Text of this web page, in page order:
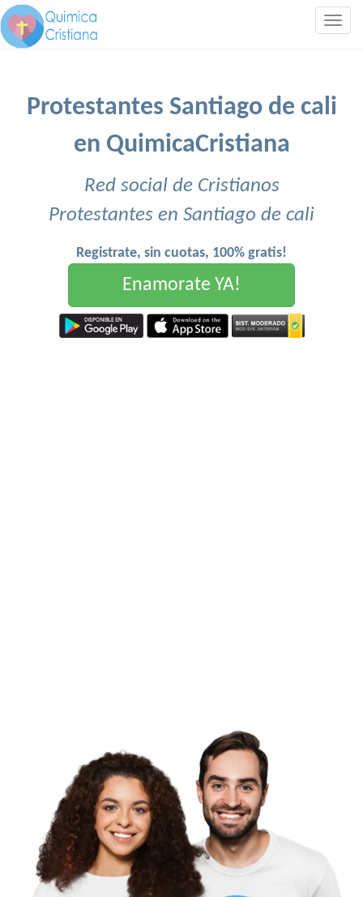
Protestantes Santiago de cali
en QuimicaCristiana
Red social de Cristianos
Protestantes en Santiago de cali
Registrate, sin cuotas, 100% gratis!
Enamorate YA!